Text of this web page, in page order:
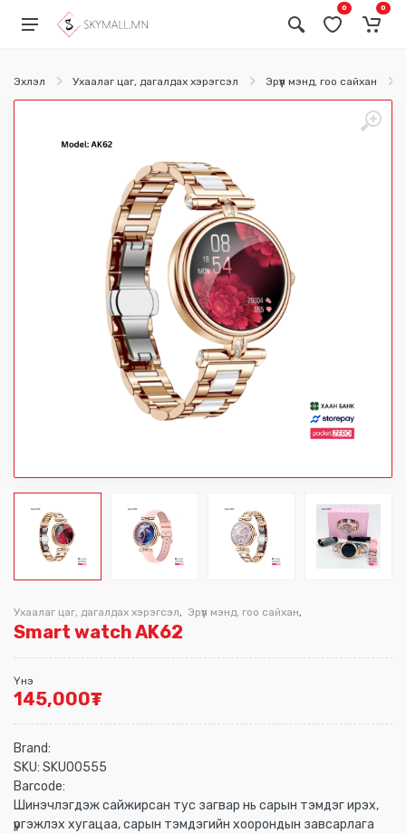
0 0
Эхлэл Ухаалаг цаг, дагалдах хэрэгсэл Эрүүл мэнд, гоо сайхан
Ухаалаг цаг, дагалдах хэрэгсэл, Эрүүл мэнд, гоо сайхан,
Smart watch AK62
Үнэ
145,000₮
Brand:
SKU: SKU00555
Barcode:
Шинэчлэгдэж сайжирсан тус загвар нь сарын тэмдэг ирэх,
үргэжлэх хугацаа, сарын тэмдэгийн хоорондын завсарлага